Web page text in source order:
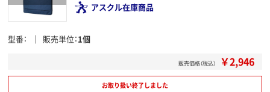
アスクル在庫商品
型番 販売単位 1個
販売価格（税込） ￥2,946
お取り扱い終了しました